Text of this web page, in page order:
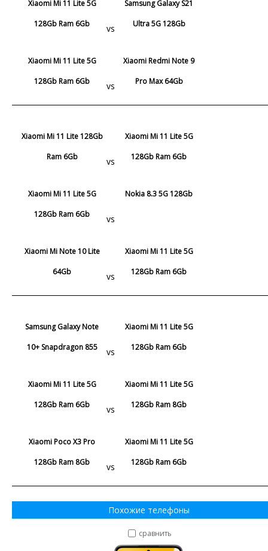
Xiaomi Mi 11 Lite 5G
128Gb Ram 6Gb
vs
Samsung Galaxy S21
Ultra 5G 128Gb
Xiaomi Mi 11 Lite 5G
128Gb Ram 6Gb
vs
Xiaomi Redmi Note 9
Pro Max 64Gb
Xiaomi Mi 11 Lite 128Gb
Ram 6Gb
vs
Xiaomi Mi 11 Lite 5G
128Gb Ram 6Gb
Xiaomi Mi 11 Lite 5G
128Gb Ram 6Gb
vs
Nokia 8.3 5G 128Gb
Xiaomi Mi Note 10 Lite
64Gb
vs
Xiaomi Mi 11 Lite 5G
128Gb Ram 6Gb
Samsung Galaxy Note
10+ Snapdragon 855
vs
Xiaomi Mi 11 Lite 5G
128Gb Ram 6Gb
Xiaomi Mi 11 Lite 5G
128Gb Ram 6Gb
vs
Xiaomi Mi 11 Lite 5G
128Gb Ram 8Gb
Xiaomi Poco X3 Pro
128Gb Ram 8Gb
vs
Xiaomi Mi 11 Lite 5G
128Gb Ram 6Gb
Похожие телефоны
сравнить